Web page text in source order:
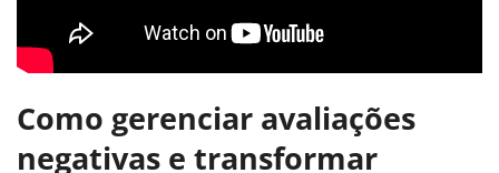
Como gerenciar avaliações
negativas e transformar